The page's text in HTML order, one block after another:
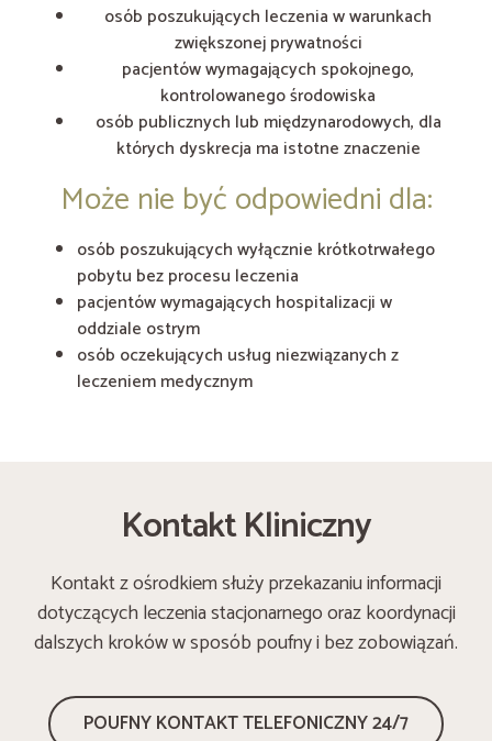
osób poszukujących leczenia w warunkach
zwiększonej prywatności
pacjentów wymagających spokojnego,
kontrolowanego środowiska
osób publicznych lub międzynarodowych, dla
których dyskrecja ma istotne znaczenie
Może nie być odpowiedni dla:
osób poszukujących wyłącznie krótkotrwałego
pobytu bez procesu leczenia
pacjentów wymagających hospitalizacji w
oddziale ostrym
osób oczekujących usług niezwiązanych z
leczeniem medycznym
Kontakt Kliniczny
Kontakt z ośrodkiem służy przekazaniu informacji
dotyczących leczenia stacjonarnego oraz koordynacji
dalszych kroków w sposób poufny i bez zobowiązań.
POUFNY KONTAKT TELEFONICZNY 24/7